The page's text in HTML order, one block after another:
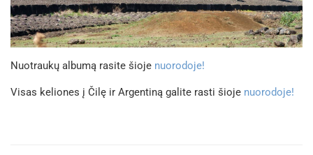
Nuotraukų albumą rasite šioje nuorodoje!
Visas keliones į Čilę ir Argentiną galite rasti šioje nuorodoje!